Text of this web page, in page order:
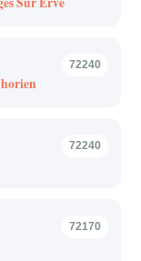
72240
72240
72170